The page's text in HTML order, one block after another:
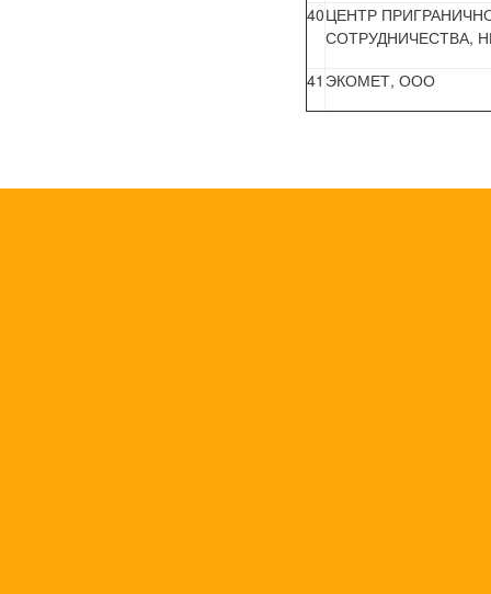
40ЦЕНТР
СОТРУДНИЧЕСТВА,
41 ЭКОМЕТ, ООО